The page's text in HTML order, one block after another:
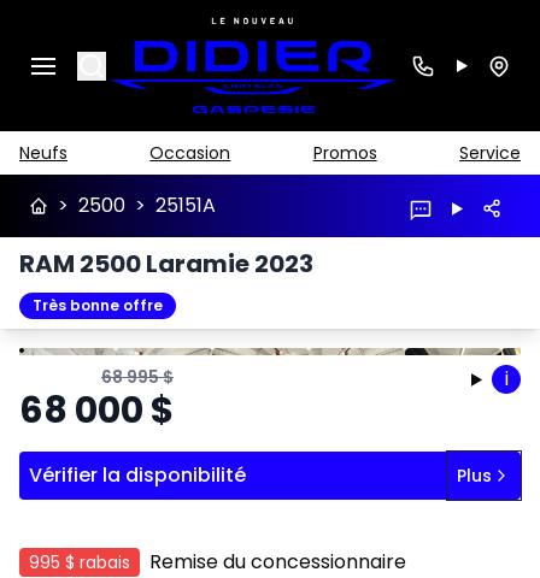
Search
Neufs Occasion Promos Service
> 2500 > 25151A
RAM 2500 Laramie 2023
Très bonne offre
ArrêterPrécédent
Suivant
68 995$
68 000$
i
Vérifier la disponibilité Plus
995 $ rabais Remise du concessionnaire